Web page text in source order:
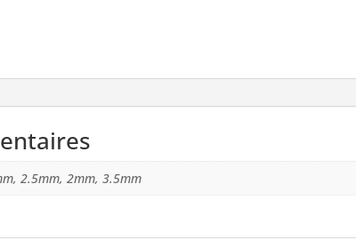
-
2.5mm, 2mm, 3.5mm